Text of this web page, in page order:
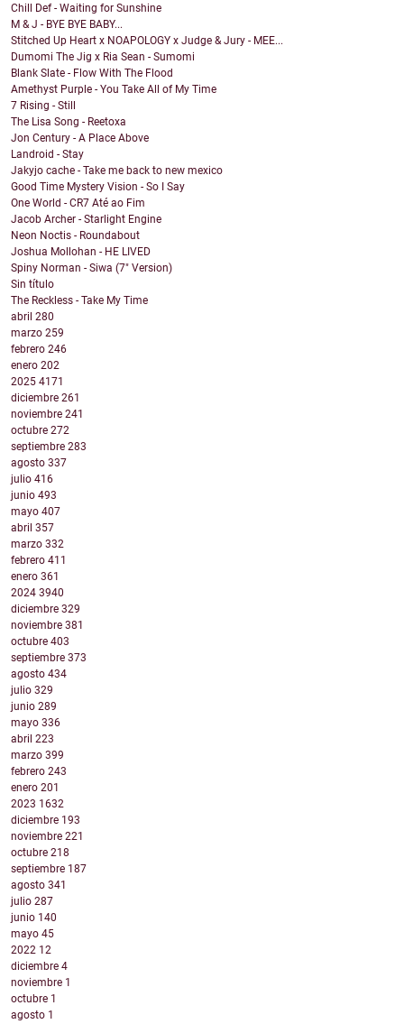
Chill Def - Waiting for Sunshine
M & J - BYE BYE BABY...
Stitched Up Heart x NOAPOLOGY x Judge & Jury - MEE...
Dumomi The Jig x Ria Sean - Sumomi
Blank Slate - Flow With The Flood
Amethyst Purple - You Take All of My Time
7 Rising - Still
The Lisa Song - Reetoxa
Jon Century - A Place Above
Landroid - Stay
Jakyjo cache - Take me back to new mexico
Good Time Mystery Vision - So I Say
One World - CR7 Até ao Fim
Jacob Archer - Starlight Engine
Neon Noctis - Roundabout
Joshua Mollohan - HE LIVED
Spiny Norman - Siwa (7" Version)
Sin título
The Reckless - Take My Time
abril 280
marzo 259
febrero 246
enero 202
2025 4171
diciembre 261
noviembre 241
octubre 272
septiembre 283
agosto 337
julio 416
junio 493
mayo 407
abril 357
marzo 332
febrero 411
enero 361
2024 3940
diciembre 329
noviembre 381
octubre 403
septiembre 373
agosto 434
julio 329
junio 289
mayo 336
abril 223
marzo 399
febrero 243
enero 201
2023 1632
diciembre 193
noviembre 221
octubre 218
septiembre 187
agosto 341
julio 287
junio 140
mayo 45
2022 12
diciembre 4
noviembre 1
octubre 1
agosto 1